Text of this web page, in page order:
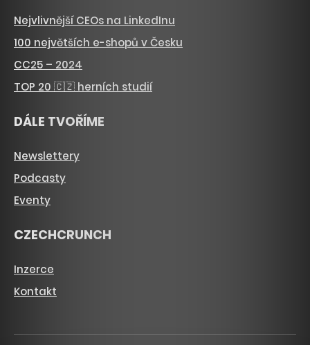
Nejvlivnější CEOs na LinkedInu
100 největších e-shopů v Česku
CC25 – 2024
TOP 20 🇨🇿 herních studií
DÁLE TVOŘÍME
Newslettery
Podcasty
Eventy
CZECHCRUNCH
Inzerce
Kontakt